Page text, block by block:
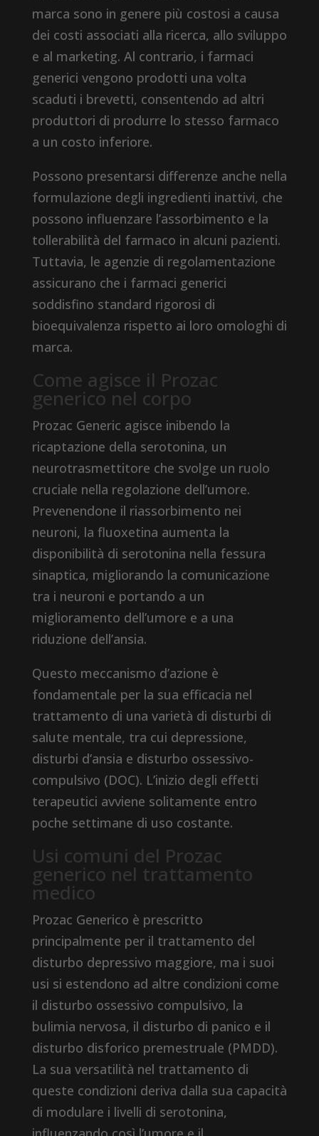
marca sono in genere più costosi a causa
dei costi associati alla ricerca, allo sviluppo
e al marketing. Al contrario, i farmaci
generici vengono prodotti una volta
scaduti i brevetti, consentendo ad altri
produttori di produrre lo stesso farmaco
a un costo inferiore.
Possono presentarsi differenze anche nella
formulazione degli ingredienti inattivi, che
possono influenzare l’assorbimento e la
tollerabilità del farmaco in alcuni pazienti.
Tuttavia, le agenzie di regolamentazione
assicurano che i farmaci generici
soddisfino standard rigorosi di
bioequivalenza rispetto ai loro omologhi di
marca.
Come agisce il Prozac
generico nel corpo
Prozac Generic agisce inibendo la
ricaptazione della serotonina, un
neurotrasmettitore che svolge un ruolo
cruciale nella regolazione dell’umore.
Prevenendone il riassorbimento nei
neuroni, la fluoxetina aumenta la
disponibilità di serotonina nella fessura
sinaptica, migliorando la comunicazione
tra i neuroni e portando a un
miglioramento dell’umore e a una
riduzione dell’ansia.
Questo meccanismo d’azione è
fondamentale per la sua efficacia nel
trattamento di una varietà di disturbi di
salute mentale, tra cui depressione,
disturbi d’ansia e disturbo ossessivo-
compulsivo (DOC). L’inizio degli effetti
terapeutici avviene solitamente entro
poche settimane di uso costante.
Usi comuni del Prozac
generico nel trattamento
medico
Prozac Generico è prescritto
principalmente per il trattamento del
disturbo depressivo maggiore, ma i suoi
usi si estendono ad altre condizioni come
il disturbo ossessivo compulsivo, la
bulimia nervosa, il disturbo di panico e il
disturbo disforico premestruale (PMDD).
La sua versatilità nel trattamento di
queste condizioni deriva dalla sua capacità
di modulare i livelli di serotonina,